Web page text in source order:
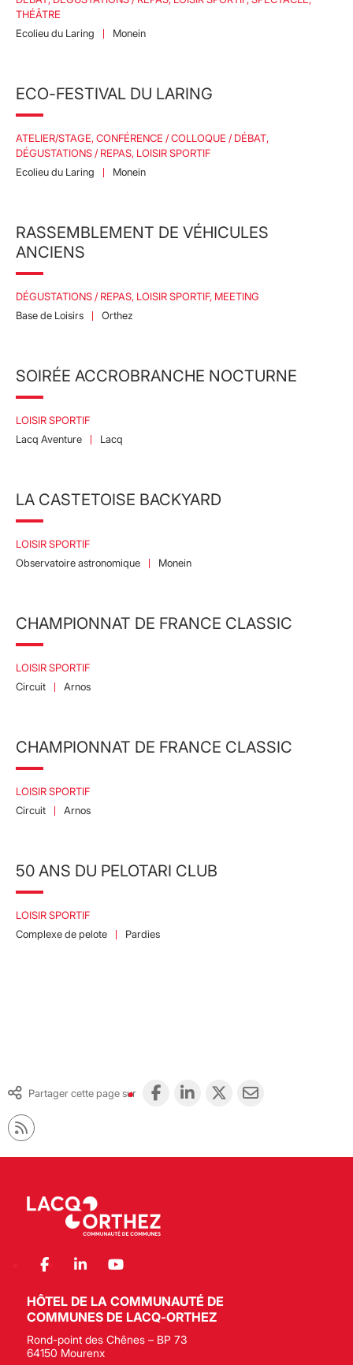
THÉÂTRE
Ecolieu du Laring
Monein
ATELIER/STAGE, CONFÉRENCE / COLLOQUE / DÉBAT,
DÉGUSTATIONS / REPAS, LOISIR SPORTIF
ECO-FESTIVAL DU LARING
Ecolieu du Laring Monein
DÉGUSTATIONS / REPAS, LOISIR SPORTIF, MEETING
RASSEMBLEMENT DE VÉHICULES
ANCIENS
Base de Loisirs Orthez
LOISIR SPORTIF
SOIRÉE ACCROBRANCHE NOCTURNE
Lacq Aventure Lacq
LOISIR SPORTIF
LA CASTETOISE BACKYARD
Observatoire astronomique Monein
LOISIR SPORTIF
CHAMPIONNAT DE FRANCE CLASSIC
Circuit Arnos
LOISIR SPORTIF
CHAMPIONNAT DE FRANCE CLASSIC
Circuit Arnos
LOISIR SPORTIF
50 ANS DU PELOTARI CLUB
Complexe de pelote Pardies
Partager cette page sur
HÔTEL DE LA COMMUNAUTÉ DE
COMMUNES DE LACQ-ORTHEZ
Rond-point des Chênes – BP 73
64150 Mourenx